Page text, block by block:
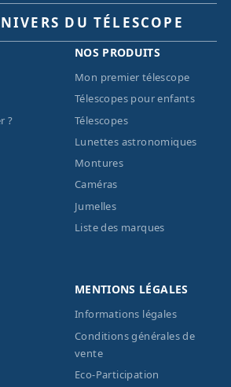
DU TÉLESCOPE
?
NOS PRODUITS
Mon premier télescope
Télescopes pour enfants
Télescopes
Lunettes astronomiques
Montures
Caméras
Jumelles
Liste des marques
MENTIONS LÉGALES
Informations légales
Conditions générales de
vente
Eco-Participation